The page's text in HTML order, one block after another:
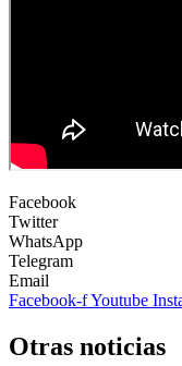
Facebook
Twitter
WhatsApp
Telegram
Email
Facebook-fYoutube
Otras noticias